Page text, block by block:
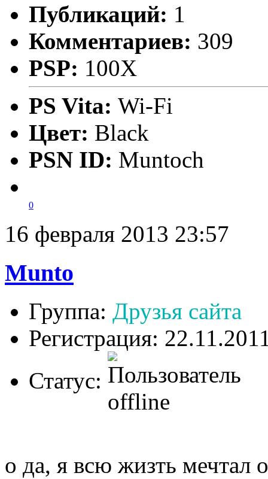
Публикаций: 1
Комментариев: 309
PSP: 100X
PS Vita: Wi-Fi
Цвет: Black
PSN ID: Muntoch
0
16 февраля 2013 23:57
Munto
Группа: Друзья сайта
Регистрация:
Статус:
о да, я всю жизть мечтал